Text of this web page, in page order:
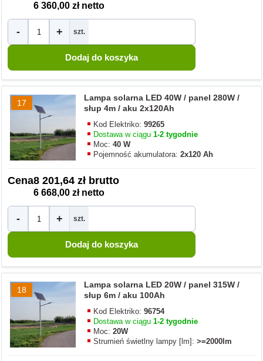
6 360,00 zł netto
- + szt.
17
Lampa solarna LED 40W / panel 280W /
słup 4m / aku 2x120Ah
Kod Elektriko:99265
Dostawa w ciągu1-2 tygodnie
Moc:40 W
Pojemność akumulatora:2x120 Ah
Cena8 201,64 zł brutto
6 668,00 zł netto
- + szt.
18
Lampa solarna LED 20W / panel 315W /
słup 6m / aku 100Ah
Kod Elektriko:96754
Dostawa w ciągu1-2 tygodnie
Moc:20W
Strumień świetlny lampy [lm]:>=2000lm